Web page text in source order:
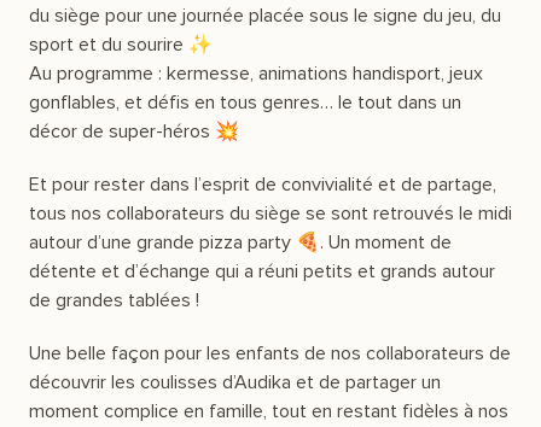
du siège pour une journée placée sous le signe du jeu, du
sport et du sourire ✨
Au programme : kermesse, animations handisport, jeux
gonflables, et défis en tous genres… le tout dans un
décor de super-héros 💥
Et pour rester dans l’esprit de convivialité et de partage,
tous nos collaborateurs du siège se sont retrouvés le midi
autour d’une grande pizza party 🍕. Un moment de
détente et d’échange qui a réuni petits et grands autour
de grandes tablées !
Une belle façon pour les enfants de nos collaborateurs de
découvrir les coulisses d’Audika et de partager un
moment complice en famille, tout en restant fidèles à nos